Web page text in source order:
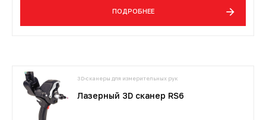
ПОДРОБНЕЕ
3D-сканеры для измерительных рук
Лазерный 3D сканер RS6